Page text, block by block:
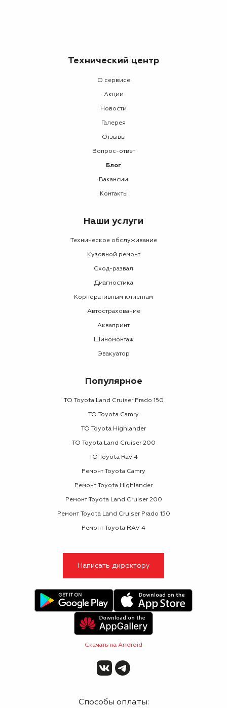
Технический центр
О сервисе
Акции
Новости
Галерея
Отзывы
Вопрос-ответ
Блог
Вакансии
Контакты
Наши услуги
Техническое обслуживание
Кузовной ремонт
Сход-развал
Диагностика
Корпоративным клиентам
Автострахование
Аквапринт
Шиномонтаж
Эвакуатор
Популярное
ТО Toyota Land Cruiser Prado 150
ТО Toyota Camry
ТО Toyota Highlander
ТО Toyota Land Cruiser 200
ТО Toyota Rav 4
Ремонт Toyota Camry
Ремонт Toyota Highlander
Ремонт Toyota Land Cruiser 200
Ремонт Toyota Land Cruiser Prado 150
Ремонт Toyota RAV 4
Написать директору
Скачать на Android
Способы оплаты: